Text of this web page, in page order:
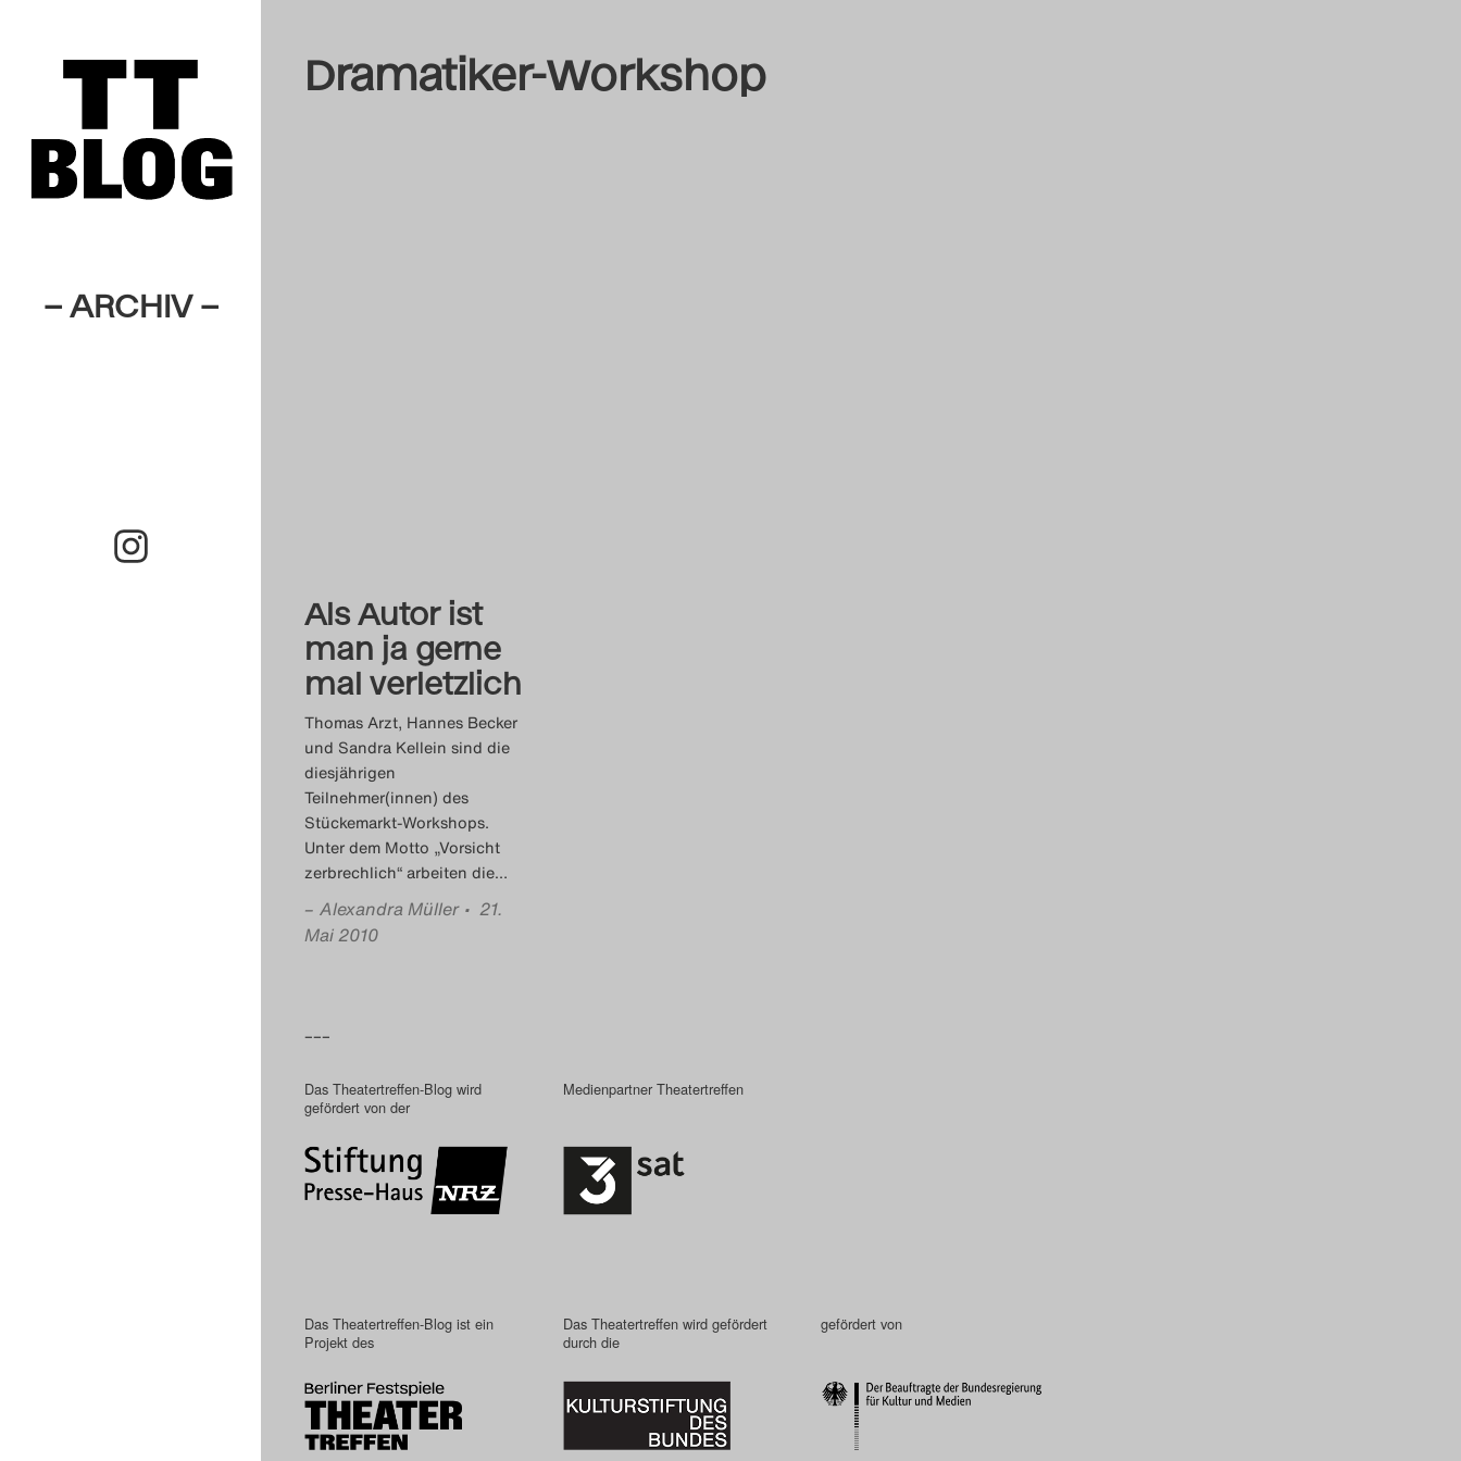
– ARCHIV –
Dramatiker-Workshop
Als Autor ist
man ja gerne
mal verletzlich
Thomas Arzt, Hannes Becker
und Sandra Kellein sind die
diesjährigen
Teilnehmer(innen) des
Stückemarkt-Workshops.
Unter dem Motto „Vorsicht
zerbrechlich“ arbeiten die…
– Alexandra Müller • 21.
Mai 2010
–––
Das Theatertreffen-Blog wird
gefördert von der
Medienpartner Theatertreffen
Das Theatertreffen-Blog ist ein
Projekt des
Das Theatertreffen wird gefördert
durch die
gefördert von